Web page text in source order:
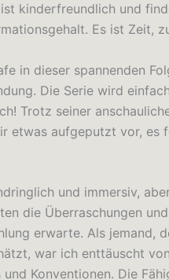
kinderfreundlich und
Es ist Zeit,
in dieser spannenden
Die Serie wird
Trotz seiner
etwas aufgeputzt vor, es
und immersiv,
die Überraschungen
erwarte. Als jemand,
war ich enttäuscht
Konventionen. Die